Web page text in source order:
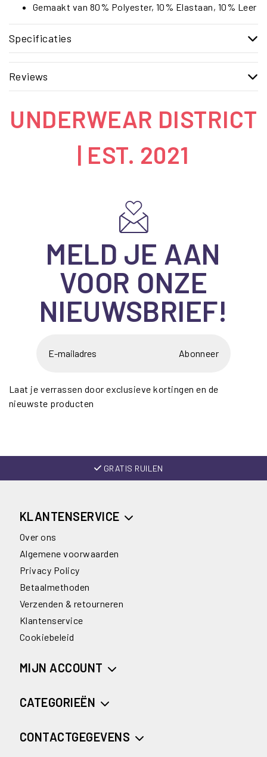
Gemaakt van 80% Polyester, 10% Elastaan, 10% Leer
Specificaties
Reviews
UNDERWEAR DISTRICT
| EST. 2021
MELD JE AAN
VOOR ONZE
NIEUWSBRIEF!
Abonneer
Laat je verrassen door exclusieve kortingen en de
nieuwste producten
GRATIS RUILEN
KLANTENSERVICE
Over ons
Algemene voorwaarden
Privacy Policy
Betaalmethoden
Verzenden & retourneren
Klantenservice
Cookiebeleid
MIJN ACCOUNT
CATEGORIEËN
CONTACTGEGEVENS